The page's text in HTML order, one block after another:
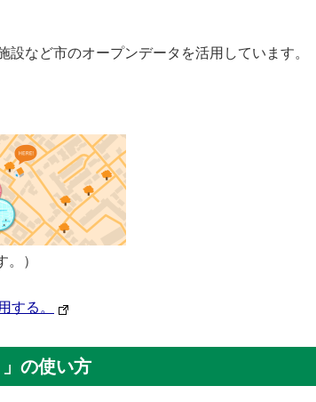
など市のオープンデータを活用しています。
）
する。
の使い方